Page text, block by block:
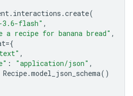
. interactions .create(
3.6-flash" ,
a recipe for banana bread" ,
={
,
: "application/json" ,
Recipe.model_json_schema()